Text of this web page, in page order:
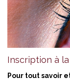
Inscription à
Pour tout savoir